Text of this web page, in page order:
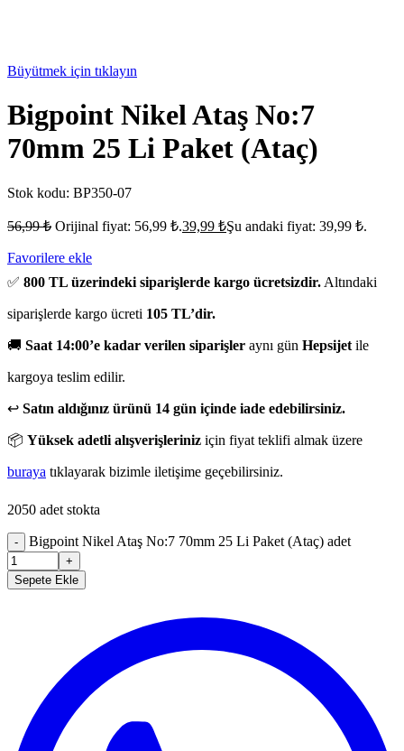
Büyütmek için tıklayın
Bigpoint Nikel Ataş No:7
70mm 25 Li Paket (Ataç)
Stok kodu: BP350-07
56,99₺ Orijinal fiyat: 56,99 ₺.39,99 ₺Şu andaki fiyat: 39,99 ₺.
Favorilere ekle
✅ 800 TL üzerindeki siparişlerde kargo ücretsizdir. Altındaki
siparişlerde kargo ücreti 105 TL’dir.
🚚 Saat 14:00’e kadar verilen siparişler aynı gün Hepsijet ile
kargoya teslim edilir.
↩️ Satın aldığınız ürünü 14 gün içinde iade edebilirsiniz.
📦 Yüksek adetli alışverişleriniz için fiyat teklifi almak üzere
buraya tıklayarak bizimle iletişime geçebilirsiniz.
2050 adet stokta
- Bigpoint Nikel Ataş No:7 70mm 25 Li Paket (Ataç) adet
+
Sepete Ekle